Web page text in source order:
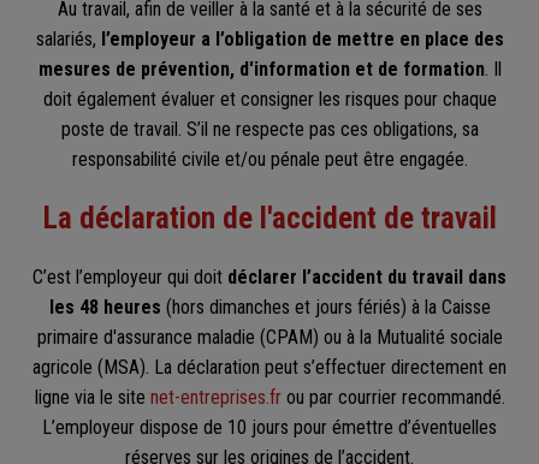
Au travail, afin de veiller à la santé et à la sécurité de ses
salariés, l’employeur a l’obligation de mettre en place des
mesures de prévention, d'information et de formation. Il
doit également évaluer et consigner les risques pour chaque
poste de travail. S’il ne respecte pas ces obligations, sa
responsabilité civile et/ou pénale peut être engagée.
La déclaration de l'accident de travail
C’est l’employeur qui doit déclarer l’accident du travail dans
les 48 heures (hors dimanches et jours fériés) à la Caisse
primaire d'assurance maladie (CPAM) ou à la Mutualité sociale
agricole (MSA). La déclaration peut s’effectuer directement en
ligne via le site net-entreprises.frou par courrier recommandé.
L’employeur dispose de 10 jours pour émettre d’éventuelles
réserves sur les origines de l’accident.